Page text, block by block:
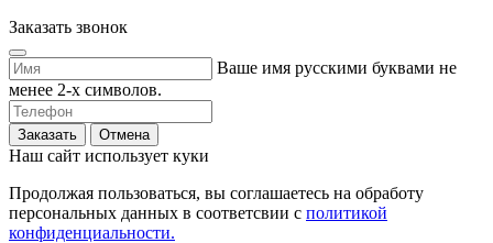
Заказать звонок
Ваше имя русскими буквами не
менее 2-х символов.
Заказать Отмена
Наш сайт использует куки
Продолжая пользоваться, вы соглашаетесь на обработу
персональных данных в соответсвии с политикой
конфиденциальности.